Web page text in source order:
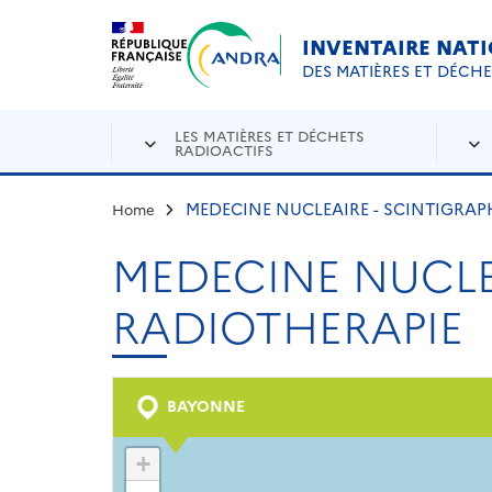
Aller au contenu principal
INVENTAIRE
DES MATIÈRES ET
LES MATIÈRES ET DÉCHETS
RADIOACTIFS
Home MEDECINE NUCLEAIRE -
MEDECINE
RADIOTHERAPIE
BAYONNE
+